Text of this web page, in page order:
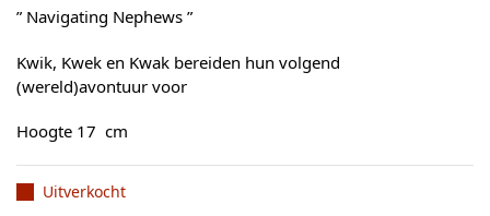
” Navigating Nephews ”
Kwik, Kwek en Kwak bereiden hun volgend
(wereld)avontuur voor
Hoogte 17 cm
Uitverkocht